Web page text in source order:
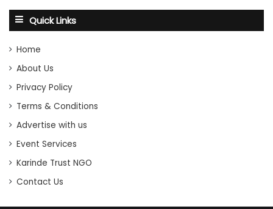
Quick Links
Home
About Us
Privacy Policy
Terms & Conditions
Advertise with us
Event Services
Karinde Trust NGO
Contact Us